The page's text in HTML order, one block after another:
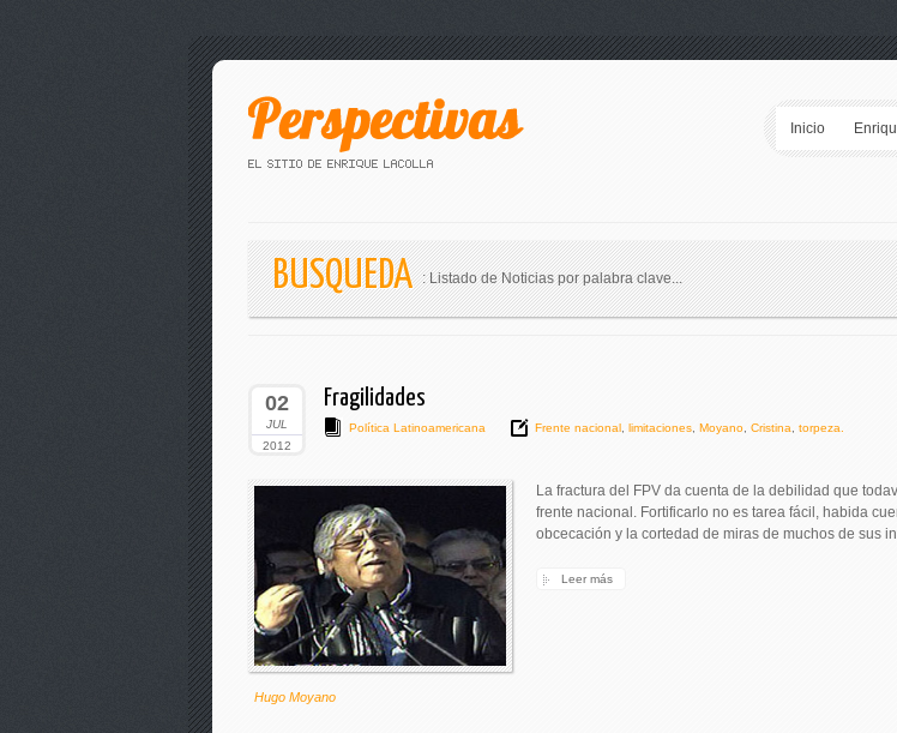
Inicio
BUSQUEDA : Listado de Noticias por palabra clave...
02
JUL
2012
Fragilidades
Política Latinoamericana Frente nacional limitaciones Moyano Cristina torpeza.
Hugo Moyano
La fractura del FPV da cuenta de la debilidad que
frente nacional. Fortificarlo no es tarea fácil, habida
obcecación y la cortedad de miras de muchos de sus
Leer más